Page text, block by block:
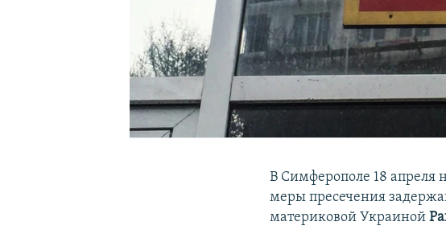
В Симферополе 18 апреля
меры пресечения
материковой Украиной